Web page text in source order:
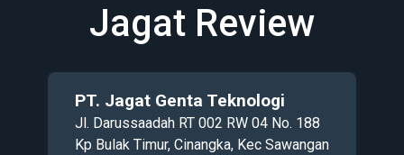
Jagat Review
PT. Jagat Genta Teknologi
Jl. Darussaadah RT 002 RW 04 No. 188
Kp Bulak Timur, Cinangka, Kec Sawangan